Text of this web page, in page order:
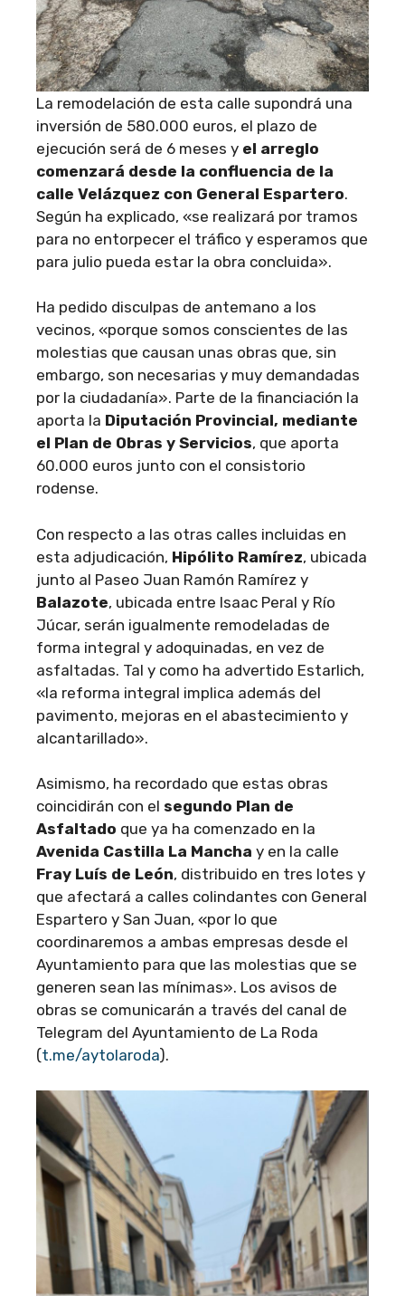
La remodelación de esta calle supondrá una
inversión de 580.000 euros, el plazo de
ejecución será de 6 meses y el arreglo
comenzará desde la confluencia de la
calle Velázquez con General Espartero.
Según ha explicado, «se realizará por tramos
para no entorpecer el tráfico y esperamos que
para julio pueda estar la obra concluida».
Ha pedido disculpas de antemano a los
vecinos, «porque somos conscientes de las
molestias que causan unas obras que, sin
embargo, son necesarias y muy demandadas
por la ciudadanía». Parte de la financiación la
aporta la Diputación Provincial, mediante
el Plan de Obras y Servicios, que aporta
60.000 euros junto con el consistorio
rodense.
Con respecto a las otras calles incluidas en
esta adjudicación, Hipólito Ramírez, ubicada
junto al Paseo Juan Ramón Ramírez y
Balazote, ubicada entre Isaac Peral y Río
Júcar, serán igualmente remodeladas de
forma integral y adoquinadas, en vez de
asfaltadas. Tal y como ha advertido Estarlich,
«la reforma integral implica además del
pavimento, mejoras en el abastecimiento y
alcantarillado».
Asimismo, ha recordado que estas obras
coincidirán con el segundo Plan de
Asfaltado que ya ha comenzado en la
Avenida Castilla La Mancha y en la calle
Fray Luís de León, distribuido en tres lotes y
que afectará a calles colindantes con General
Espartero y San Juan, «por lo que
coordinaremos a ambas empresas desde el
Ayuntamiento para que las molestias que se
generen sean las mínimas». Los avisos de
obras se comunicarán a través del canal de
Telegram del Ayuntamiento de La Roda
(t.me/aytolaroda).